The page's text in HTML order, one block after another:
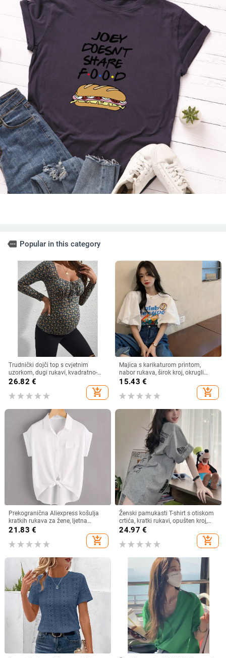
more Popular in this category
Trudnički dojči top s cvjetnim
uzorkom, dugi rukavi, kvadratno-
okrugli izrez, uski kroj, poliester s
26.82 €
add_shopping_cart
Majica s karikaturom printom,
nabor rukava, širok kroj, okrugli
izrez
15.43 €
add_shopping_cart
Prekogranična Aliexpress košulja
kratkih rukava za žene, ljetna
lagana, čista boja, svestrana,
21.83 €
add_shopping_cart
Ženski pamukasti T-shirt s otiskom
crtića, kratki rukavi, opušten kroj,
srednja duljina
24.97 €
add_shopping_cart